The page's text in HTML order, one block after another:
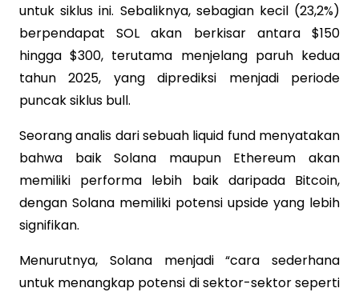
untuk siklus ini. Sebaliknya, sebagian kecil (23,2%)
berpendapat SOL akan berkisar antara $150
hingga $300, terutama menjelang paruh kedua
tahun 2025, yang diprediksi menjadi periode
puncak siklus bull.
Seorang analis dari sebuah liquid fund menyatakan
bahwa baik Solana maupun Ethereum akan
memiliki performa lebih baik daripada Bitcoin,
dengan Solana memiliki potensi upside yang lebih
signifikan.
Menurutnya, Solana menjadi “cara sederhana
untuk menangkap potensi di sektor-sektor seperti